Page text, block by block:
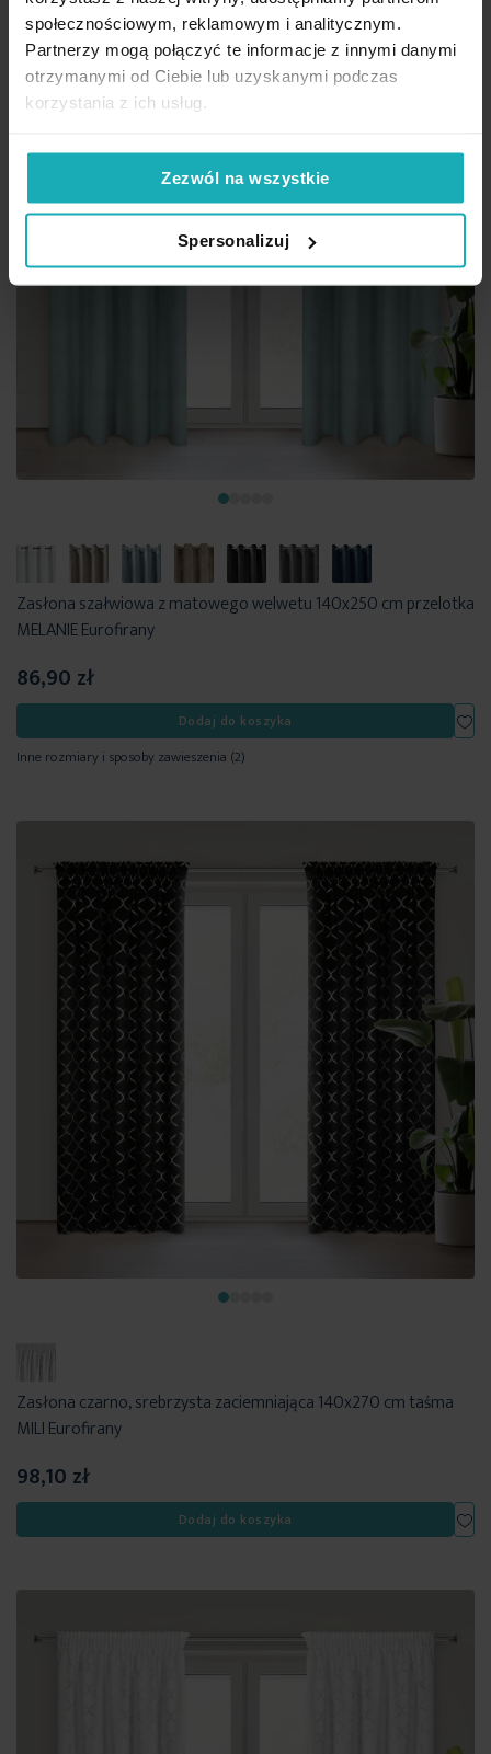
społecznościowym, reklamowym i analitycznym.
Partnerzy mogą połączyć te informacje z innymi danymi
otrzymanymi od Ciebie lub uzyskanymi podczas
korzystania z ich usług.
Zezwól na wszystkie
Spersonalizuj
Zasłona szałwiowa z matowego welwetu 140x250 cm przelotka
MELANIE Eurofirany
86,90 zł
Dodaj do koszyka
Inne rozmiary i sposoby zawieszenia (2)
Zasłona czarno, srebrzysta zaciemniająca 140x270 cm taśma
MILI Eurofirany
98,10 zł
Dodaj do koszyka